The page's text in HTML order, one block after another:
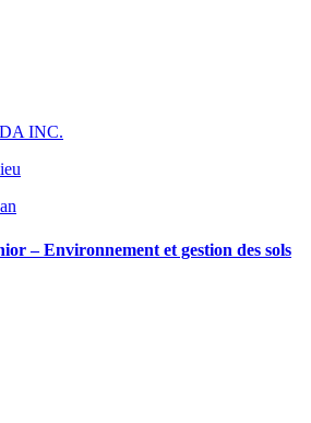
INC.
– Environnement et gestion des sols